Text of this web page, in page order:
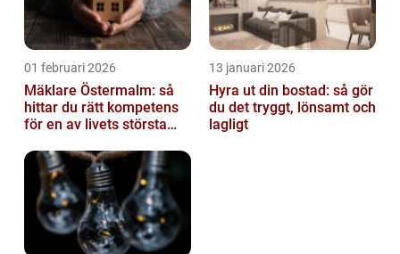
01 februari 2026
Mäklare Östermalm: så
hittar du rätt kompetens
för en av livets största
13 januari 2026
Hyra ut din bostad: så gör
du det tryggt, lönsamt och
lagligt